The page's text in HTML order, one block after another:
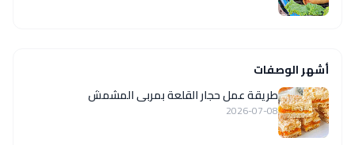
أشهر الوصفات
طريقة عمل حجار القلعة بمربى المشمش
2026-07-08